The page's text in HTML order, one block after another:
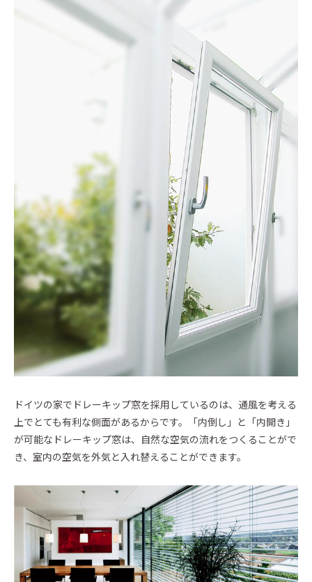
Official Instagram
ドイツの家でドレーキップ窓を採用しているのは、通風を考える
上でとても有利な側面があるからです。「内倒し」と「内開き」
が可能なドレーキップ窓は、自然な空気の流れをつくることがで
き、室内の空気を外気と入れ替えることができます。